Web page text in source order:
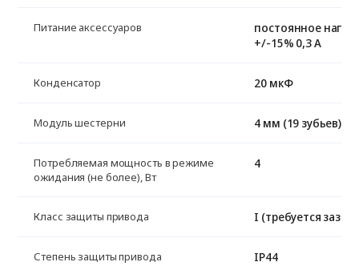
Питание аксессуаров
постоянное
+/-15% 0,3 А
Конденсатор 20 мкФ
Модуль шестерни 4 мм (19 зубьев)
Потребляемая мощность в режиме
ожидания (не более), Вт
4
Класс защиты привода I (требуется
Степень защиты привода IP44